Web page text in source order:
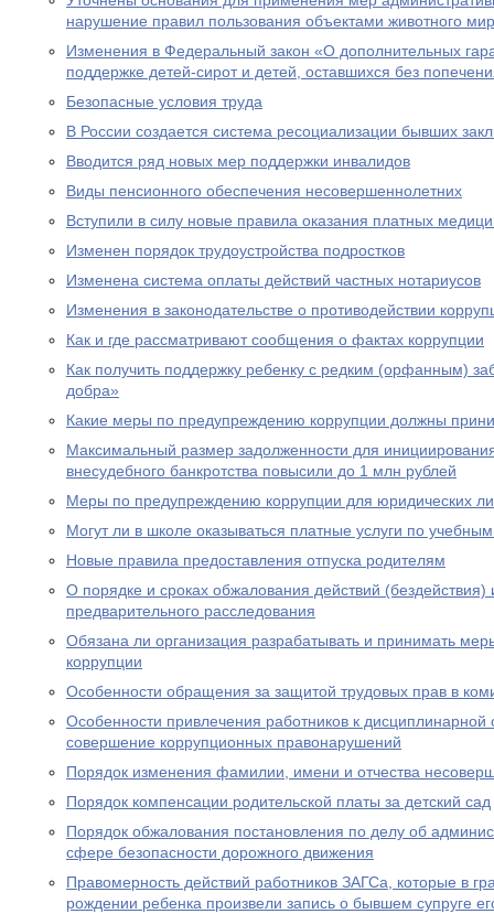
нарушение правил пользования объектами животного
Изменения в Федеральный закон «О дополнительных
поддержке детей-сирот и детей, оставшихся без
Безопасные условия труда
В России создается система ресоциализации бывших
Вводится ряд новых мер поддержки инвалидов
Виды пенсионного обеспечения несовершеннолетних
Вступили в силу новые правила оказания платных
Изменен порядок трудоустройства подростков
Изменена система оплаты действий частных нотариусов
Изменения в законодательстве о противодействии
Как и где рассматривают сообщения о фактах коррупции
Как получить поддержку ребенку с редким (орфанным)
добра»
Какие меры по предупреждению коррупции должны
Максимальный размер задолженности для
внесудебного банкротства повысили до 1 млн рублей
Меры по предупреждению коррупции для юридических
Могут ли в школе оказываться платные услуги по
Новые правила предоставления отпуска родителям
О порядке и сроках обжалования действий
предварительного расследования
Обязана ли организация разрабатывать и принимать
коррупции
Особенности обращения за защитой трудовых прав в
Особенности привлечения работников к дисциплинарной
совершение коррупционных правонарушений
Порядок изменения фамилии, имени и отчества
Порядок компенсации родительской платы за детский сад
Порядок обжалования постановления по делу об
сфере безопасности дорожного движения
Правомерность действий работников ЗАГСа, которые в
рождении ребенка произвели запись о бывшем супруге